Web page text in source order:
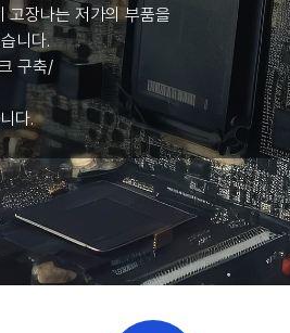
고장나는 저가의 부품을
니다.
구축/
다.